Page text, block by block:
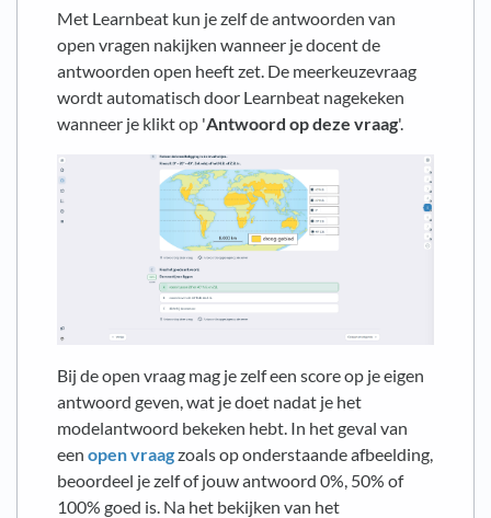
Met Learnbeat kun je zelf de antwoorden van
open vragen nakijken wanneer je docent de
antwoorden open heeft zet. De meerkeuzevraag
wordt automatisch door Learnbeat nagekeken
wanneer je klikt op 'Antwoord op deze vraag'.
Bij de open vraag mag je zelf een score op je eigen
antwoord geven, wat je doet nadat je het
modelantwoord bekeken hebt. In het geval van
een open vraagzoals op onderstaande afbeelding,
beoordeel je zelf of jouw antwoord 0%, 50% of
100% goed is. Na het bekijken van het